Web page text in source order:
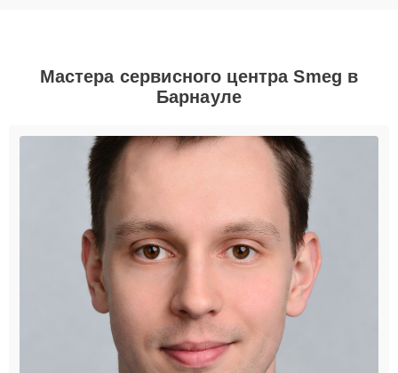
Мастера сервисного центра Smeg в
Барнауле